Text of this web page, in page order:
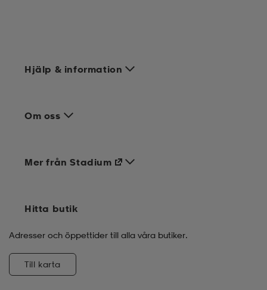
Hjälp & information
Om oss
Mer från Stadium
Hitta butik
Adresser och öppettider till alla våra butiker.
Till karta